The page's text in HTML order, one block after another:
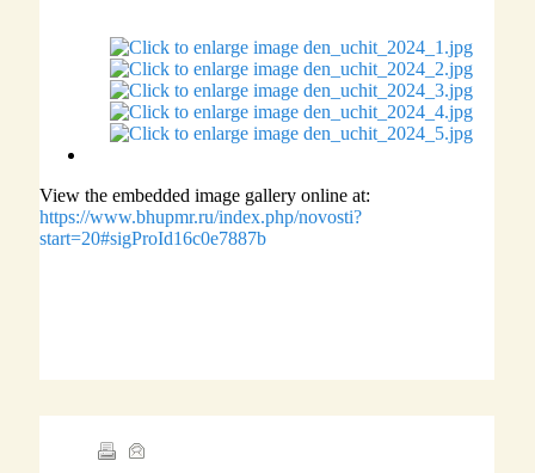
View the embedded image gallery online at:
https://www.bhupmr.ru/index.php/novosti?
start=20#sigProId16c0e7887b